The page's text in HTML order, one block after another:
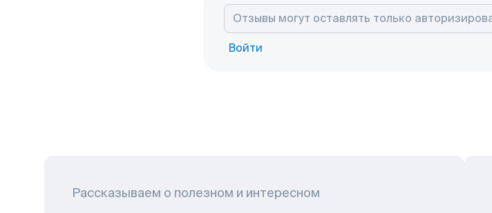
Войти
Рассказываем о полезном и интересном